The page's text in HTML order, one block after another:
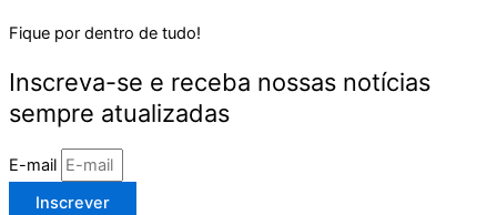
Fique por dentro de tudo!
Inscreva-se e receba nossas notícias
sempre atualizadas
E-mail
Inscrever